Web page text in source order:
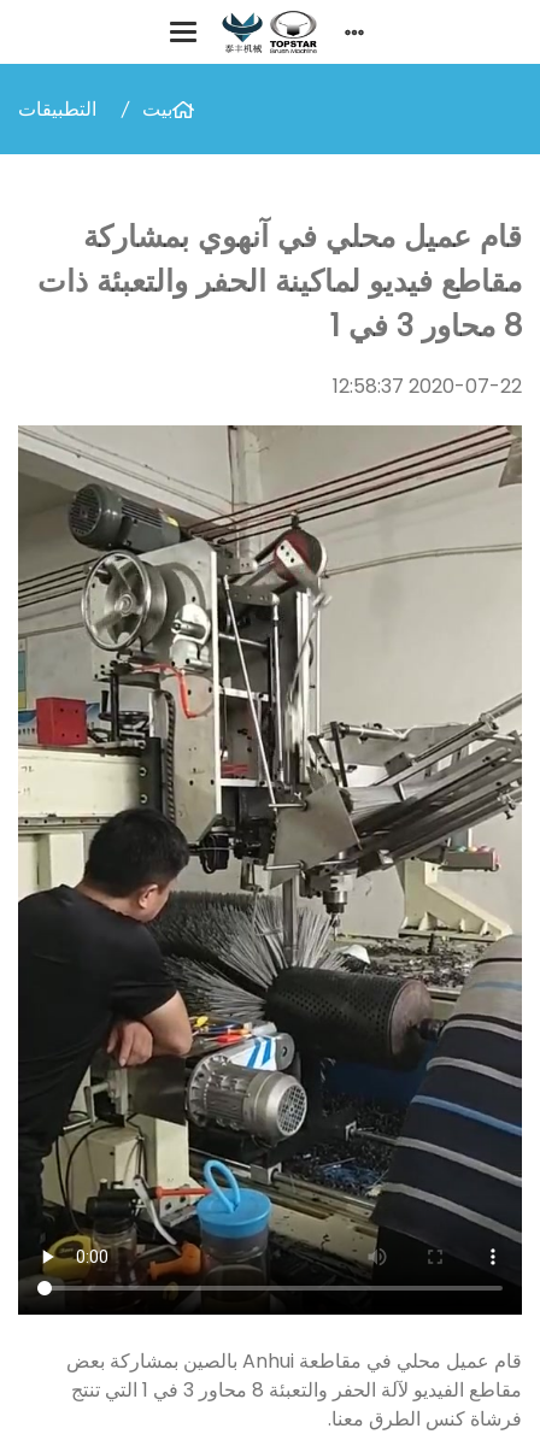
بيت التطبيقات
قام عميل محلي في آنهوي بمشاركة
مقاطع فيديو لماكينة الحفر والتعبئة ذات
8 محاور 3 في 1
2020-07-22 12:58:37
قام عميل محلي في مقاطعة Anhui بالصين بمشاركة بعض
مقاطع الفيديو لآلة الحفر والتعبئة 8 محاور 3 في 1 التي تنتج
فرشاة كنس الطرق معنا.